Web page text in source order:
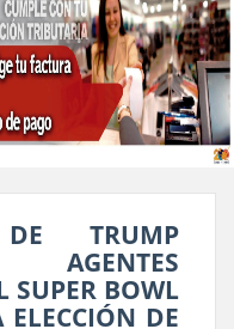
TRUMP
SUPER BOWL
ELECCIÓN DE